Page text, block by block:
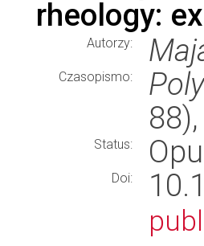
rheology:
Autorzy:
Czasopismo:
Status:
Doi: